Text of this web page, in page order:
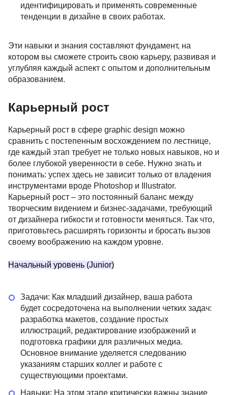
идентифицировать и применять современные
тенденции в дизайне в своих работах.
Эти навыки и знания составляют фундамент, на
котором вы сможете строить свою карьеру, развивая и
углубляя каждый аспект с опытом и дополнительным
образованием.
Карьерный рост
Карьерный рост в сфере graphic design можно
сравнить с постепенным восхождением по лестнице,
где каждый этап требует не только новых навыков, но и
более глубокой уверенности в себе. Нужно знать и
понимать: успех здесь не зависит только от владения
инструментами вроде Photoshop и Illustrator.
Карьерный рост – это постоянный баланс между
творческим видением и бизнес-задачами, требующий
от дизайнера гибкости и готовности меняться. Так что,
приготовьтесь расширять горизонты и бросать вызов
своему воображению на каждом уровне.
Начальный уровень (Junior)
Задачи: Как младший дизайнер, ваша работа
будет сосредоточена на выполнении четких задач:
разработка макетов, создание простых
иллюстраций, редактирование изображений и
подготовка графики для различных медиа.
Основное внимание уделяется следованию
указаниям старших коллег и работе с
существующими проектами.
Навыки: На этом этапе критически важны знание